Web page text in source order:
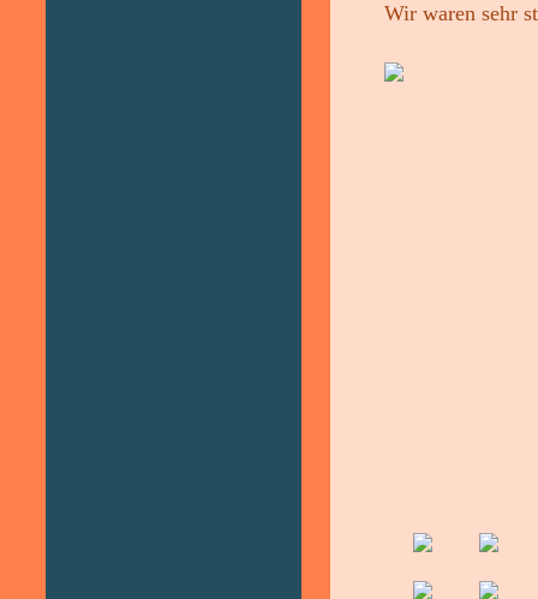
Wir waren sehr